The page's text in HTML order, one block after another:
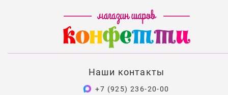
Наши контакты
+7 (925) 236-20-00